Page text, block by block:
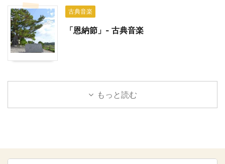
古典音楽
「恩納節」- 古典音楽
もっと読む